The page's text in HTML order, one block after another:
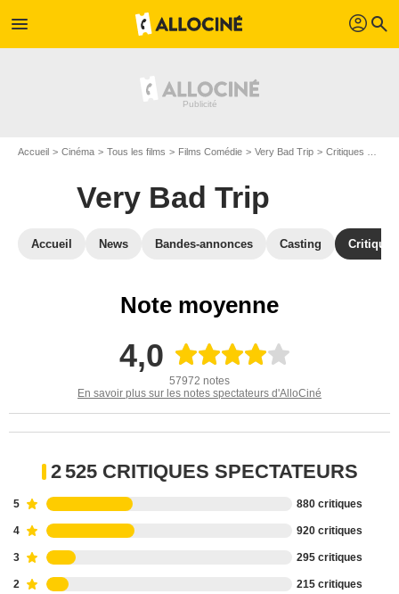
menu profil search
Accueil Cinéma Tous les films Films Comédie Very Bad Trip Critiques Very Bad Trip
Very Bad Trip
Accueil News Bandes-annonces Casting
Note moyenne
4,0
57972 notes
En savoir plus sur les notes spectateurs d'AlloCiné
2 525 CRITIQUES SPECTATEURS
5 880 critiques
4 920 critiques
3 295 critiques
2 215 critiques